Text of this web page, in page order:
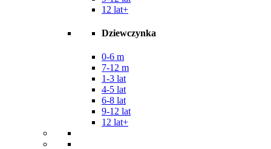
12 lat+
Dziewczynka
0-6 m
7-12 m
1-3 lat
4-5 lat
6-8 lat
9-12 lat
12 lat+